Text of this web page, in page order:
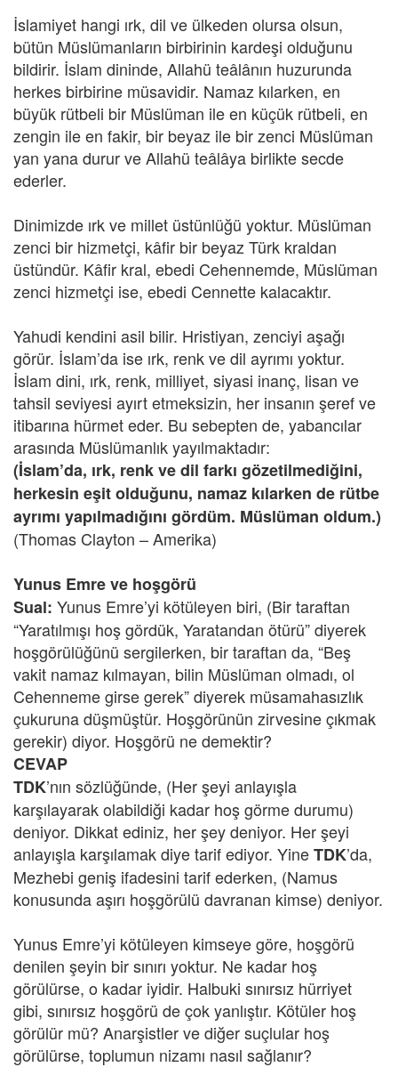
İslamiyet hangi ırk, dil ve ülkeden olursa olsun,
bütün Müslümanların birbirinin kardeşi olduğunu
bildirir. İslam dininde, Allahü teâlânın huzurunda
herkes birbirine müsavidir. Namaz kılarken, en
büyük rütbeli bir Müslüman ile en küçük rütbeli, en
zengin ile en fakir, bir beyaz ile bir zenci Müslüman
yan yana durur ve Allahü teâlâya birlikte secde
ederler.
Dinimizde ırk ve millet üstünlüğü yoktur. Müslüman
zenci bir hizmetçi, kâfir bir beyaz Türk kraldan
üstündür. Kâfir kral, ebedi Cehennemde, Müslüman
zenci hizmetçi ise, ebedi Cennette kalacaktır.
Yahudi kendini asil bilir. Hristiyan, zenciyi aşağı
görür. İslam’da ise ırk, renk ve dil ayrımı yoktur.
İslam dini, ırk, renk, milliyet, siyasi inanç, lisan ve
tahsil seviyesi ayırt etmeksizin, her insanın şeref ve
itibarına hürmet eder. Bu sebepten de, yabancılar
arasında Müslümanlık yayılmaktadır:
(İslam’da, ırk, renk ve dil farkı gözetilmediğini,
herkesin eşit olduğunu, namaz kılarken de rütbe
ayrımı yapılmadığını gördüm. Müslüman oldum.)
(Thomas Clayton – Amerika)
Yunus Emre ve hoşgörü
Sual: Yunus Emre’yi kötüleyen biri, (Bir taraftan
“Yaratılmışı hoş gördük, Yaratandan ötürü” diyerek
hoşgörülüğünü sergilerken, bir taraftan da, “Beş
vakit namaz kılmayan, bilin Müslüman olmadı, ol
Cehenneme girse gerek” diyerek müsamahasızlık
çukuruna düşmüştür. Hoşgörünün zirvesine çıkmak
gerekir) diyor. Hoşgörü ne demektir?
CEVAP
TDK’nın sözlüğünde, (Her şeyi anlayışla
karşılayarak olabildiği kadar hoş görme durumu)
deniyor. Dikkat ediniz, her şey deniyor. Her şeyi
anlayışla karşılamak diye tarif ediyor. YineTDK’da,
Mezhebi geniş ifadesini tarif ederken, (Namus
konusunda aşırı hoşgörülü davranan kimse) deniyor.
Yunus Emre’yi kötüleyen kimseye göre, hoşgörü
denilen şeyin bir sınırı yoktur. Ne kadar hoş
görülürse, o kadar iyidir. Halbuki sınırsız hürriyet
gibi, sınırsız hoşgörü de çok yanlıştır. Kötüler hoş
görülür mü? Anarşistler ve diğer suçlular hoş
görülürse, toplumun nizamı nasıl sağlanır?